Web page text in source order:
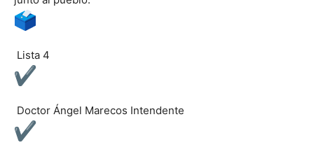
Lista 4
Doctor Ángel Marecos Intendente